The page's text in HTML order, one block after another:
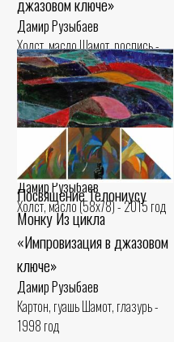
Дамир Рузыбаев
Холст, масло Шамот, роспись -
1994 год
Обертоны
Дамир Рузыбаев
Холст, масло (58x78) - 2015 год
Посвящение Телониусу
Монку Из цикла
«Импровизация в джазовом
ключе»
Дамир Рузыбаев
Картон, гуашь Шамот, глазурь -
1998 год